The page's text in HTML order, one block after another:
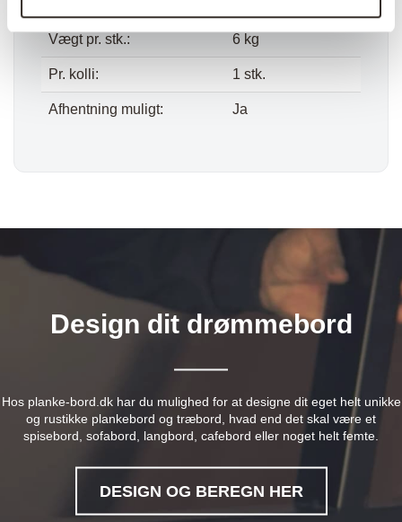
Vægt pr. stk.: 6 kg
Pr. kolli: 1 stk.
Afhentning muligt: Ja
Design dit drømmebord
Hos planke-bord.dk har du mulighed for at designe dit eget helt unikke
og rustikke plankebord og træbord, hvad end det skal være et
spisebord, sofabord, langbord, cafebord eller noget helt femte.
DESIGN OG BEREGN HER